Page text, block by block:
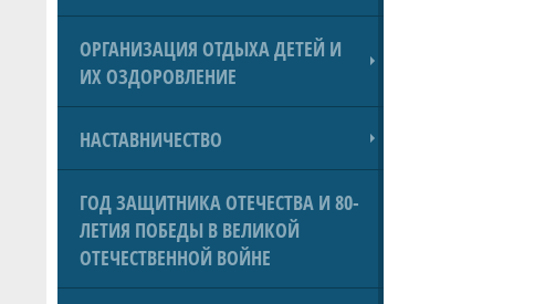
ОРГАНИЗАЦИЯ ОТДЫХА ДЕТЕЙ И
ИХ ОЗДОРОВЛЕНИЕ
НАСТАВНИЧЕСТВО
ГОД ЗАЩИТНИКА ОТЕЧЕСТВА И 80-
ЛЕТИЯ ПОБЕДЫ В ВЕЛИКОЙ
ОТЕЧЕСТВЕННОЙ ВОЙНЕ